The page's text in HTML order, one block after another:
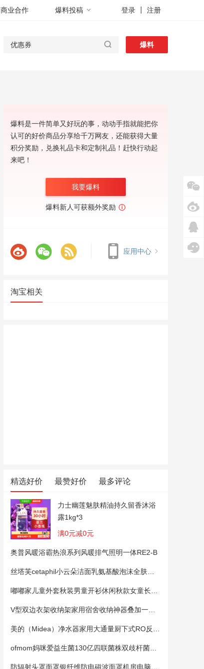
商业合作 爆料投稿 登录 注册
爆料
爆料是一件简单又好玩的事，动动手指就能把你
认可的好价商品分享给千万网友，还能获得大量
积分奖励，兑换礼品卡和定制礼品！赶快行动起
来吧！
我要爆料
爆料新人可获额外奖励
应用中心
淘宝相关
精选好价 最赞好价 最多评论
力士幽莲魅肤精油持久留香沐浴
露1kg*3
满0元减0元
奥普风暖浴霸热浪系列风暖排气照明一体RE2-B